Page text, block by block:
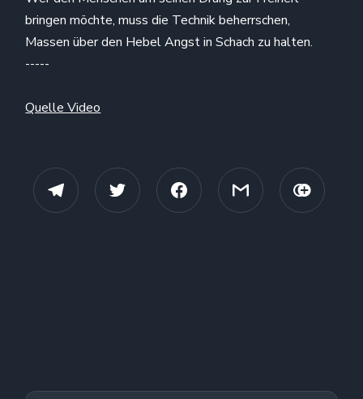
bringen möchte, muss die Technik beherrschen,
Massen über den Hebel Angst in Schach zu halten.
-----
Quelle Video